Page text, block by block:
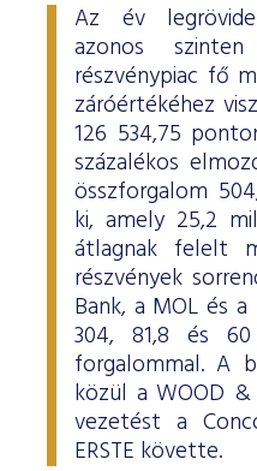
Az év
azonos
részvénypiac fő
záróértékéhez
126 534,75
százalékos
összforgalom
ki, amely 25,2
átlagnak felelt
részvények
Bank, a MOL és
304, 81,8 és
forgalommal. A
közül a WOOD
vezetést a
ERSTE követte.